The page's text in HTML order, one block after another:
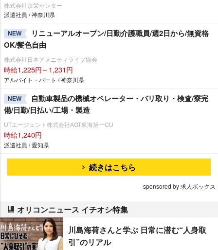
株式会社京栄センター
派遣社員 / 神奈川県
NEW
リニューアルオープン/日勤介護職員/週2日から/無資格
OK/髪色自由
株式会社日本アメニティライフ協会
時給1,225円～1,231円
アルバイト・パート / 神奈川県
NEW
自動車製品の機械オペレーター・バリ取り・検査/寮完
備/日勤/日払い/工場・製造
UTエージェント株式会社AGT東海第一CU
時給1,240円
派遣社員 / 愛知県
続きはこちら
sponsored by 求人ボックス
オリコンニュース イチオシ特集
川島海荷さんと学ぶ 日常に潜む“人身取
引”のリアル